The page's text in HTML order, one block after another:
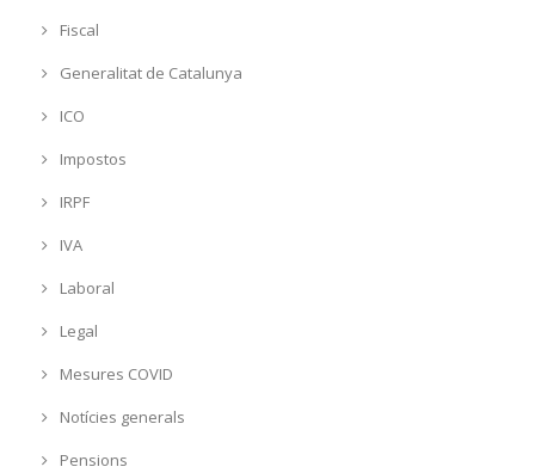
Fiscal
Generalitat de Catalunya
ICO
Impostos
IRPF
IVA
Laboral
Legal
Mesures COVID
Notícies generals
Pensions